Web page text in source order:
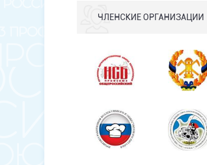
ЧЛЕНСКИЕ ОРГАНИЗАЦИИ